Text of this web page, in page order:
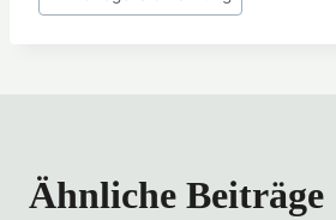
Ähnliche Beiträge